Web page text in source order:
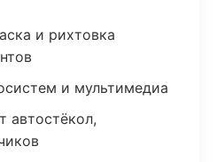
и рихтовка
и мультимедиа
автостёкол,